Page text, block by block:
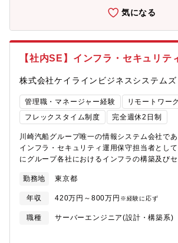
気になる
【社内SE】インフラ・セキュリテ
株式会社ケイラインビジネスシステムズ
管理職・マネージャー経験
リモートワー
フレックスタイム制度
完全週休2日制
川崎汽船グループ唯一の情報システム会社で
インフラ・セキュリティ運用保守担当者とし
にグループ各社におけるインフラの構築及び
よびグループ会社内のインフラ（ネットワー
レージ、データベースなど）を効率的かつ安
維持管理。【セキュリティ企画業務】川崎汽
社内の情報技術基盤となるインフラ全体のセ
ンを導入するための詳細な計画の策定、導入
勤務地 東京都
年収 420万円～800万円 ※経験に応ず
職種
サーバーエンジニア(設計・構築系)